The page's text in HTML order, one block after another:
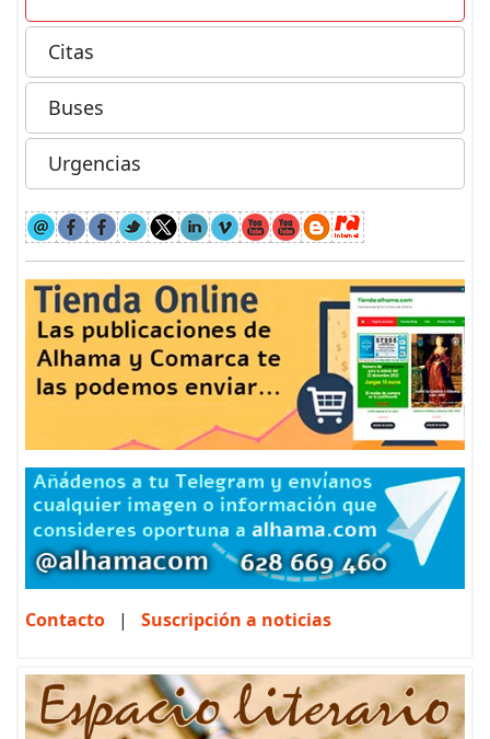
Citas
Buses
Urgencias
Contacto | Suscripción a noticias